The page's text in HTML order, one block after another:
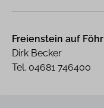
Freienstein auf Föhr
Dirk Becker
Tel. 04681 746400